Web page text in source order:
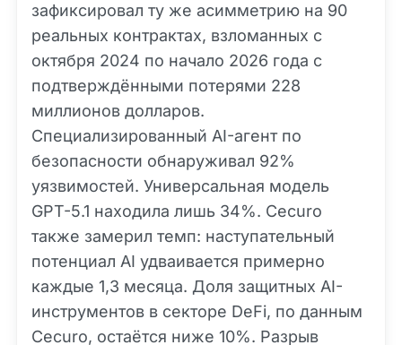
зафиксировал ту же асимметрию на 90
реальных контрактах, взломанных с
октября 2024 по начало 2026 года с
подтверждёнными потерями 228
миллионов долларов.
Специализированный AI-агент по
безопасности обнаруживал 92%
уязвимостей. Универсальная модель
GPT-5.1 находила лишь 34%. Cecuro
также замерил темп: наступательный
потенциал AI удваивается примерно
каждые 1,3 месяца. Доля защитных AI-
инструментов в секторе DeFi, по данным
Cecuro, остаётся ниже 10%. Разрыв